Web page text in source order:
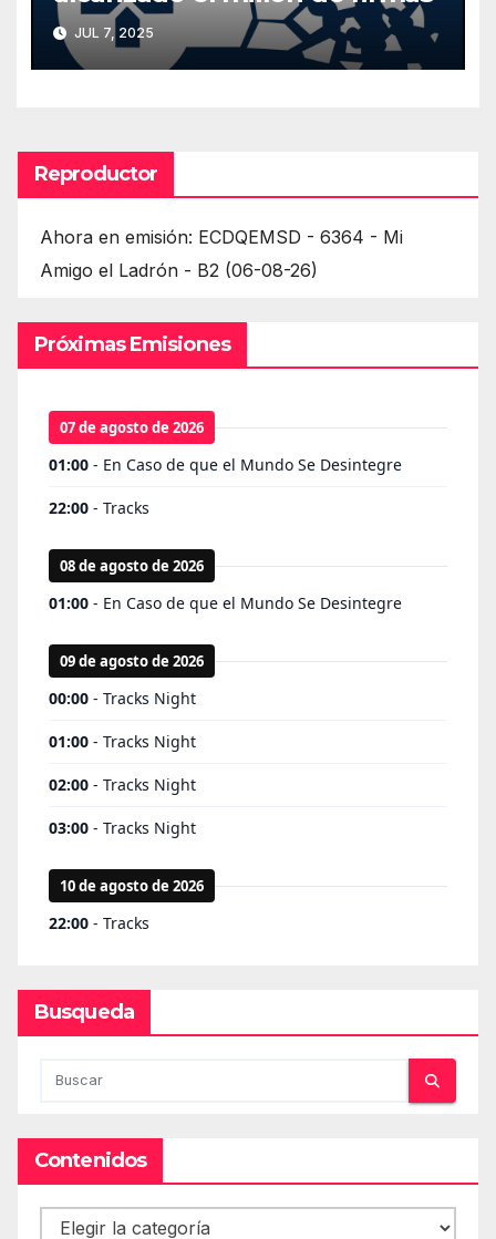
JUL 7, 2025
Reproductor
Ahora en emisión: ECDQEMSD - 6364 - Mi
Amigo el Ladrón - B2 (06-08-26)
Próximas Emisiones
Busqueda
Contenidos
Contenidos